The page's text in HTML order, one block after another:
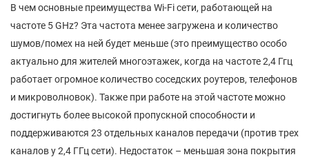
В чем основные преимущества Wi-Fi сети, работающей на
частоте 5 GHz? Эта частота менее загружена и количество
шумов/помех на ней будет меньше (это преимущество особо
актуально для жителей многоэтажек, когда на частоте 2,4 Ггц
работает огромное количество соседских роутеров, телефонов
и микроволновок). Также при работе на этой частоте можно
достигнуть более высокой пропускной способности и
поддерживаются 23 отдельных каналов передачи (против трех
каналов у 2,4 ГГц сети). Недостаток – меньшая зона покрытия